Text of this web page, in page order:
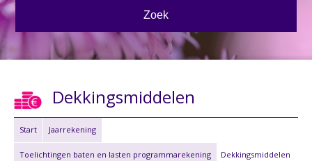
Dekkingsmiddelen
Start Jaarrekening
Toelichtingen baten en lasten programmarekening Dekkingsmiddelen